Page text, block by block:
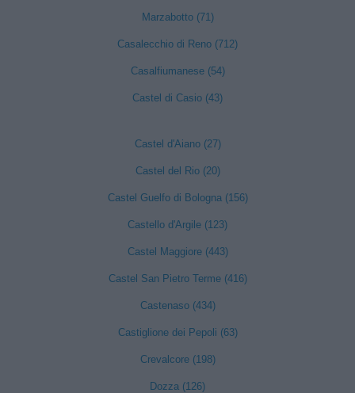
Marzabotto (71)
Casalecchio di Reno (712)
Casalfiumanese (54)
Castel di Casio (43)
Castel d'Aiano (27)
Castel del Rio (20)
Castel Guelfo di Bologna (156)
Castello d'Argile (123)
Castel Maggiore (443)
Castel San Pietro Terme (416)
Castenaso (434)
Castiglione dei Pepoli (63)
Crevalcore (198)
Dozza (126)